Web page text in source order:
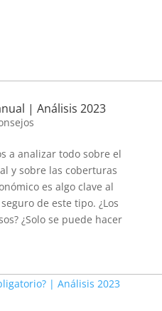
| Análisis 2023
a analizar todo sobre el
y sobre las coberturas
es algo clave al
de este tipo. ¿Los
¿Solo se puede hacer